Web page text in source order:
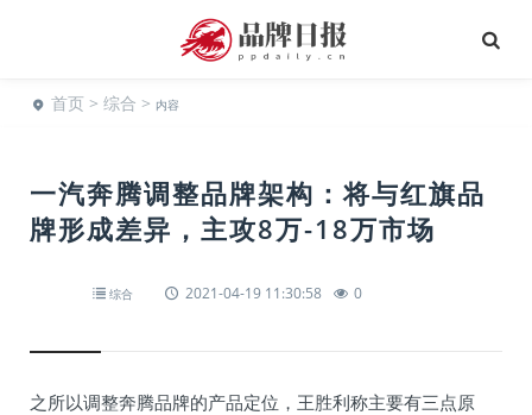
首页 > 综合 > 内容
一汽奔腾调整品牌架构：将与红旗品
牌形成差异，主攻8万-18万市场
综合 2021-04-19 11:30:58 0
之所以调整奔腾品牌的产品定位，王胜利称主要有三点原